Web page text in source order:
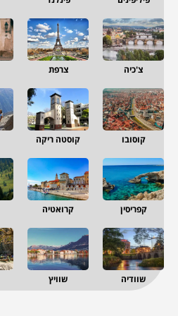
צ'כיה צרפת
קוסובו קוסטה ריקה
קפריסין קרואטיה
שוודיה שוויץ